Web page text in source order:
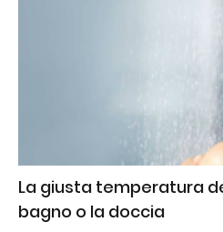
La giusta temperatura
bagno o la doccia